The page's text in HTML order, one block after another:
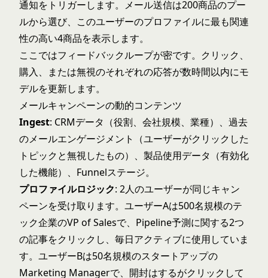
通知をトリガーします。メール送信は200商品のプー
ルから選び、このユーザーのプロファイルに最も関連
性の高い4商品を表示します。
ここではフィードバックループが密です。クリック、
購入、または無視のそれぞれの応答が数時間以内にモ
デルを更新します。
メールキャンペーンの動的コンテンツ
Ingest: CRMデータ（役割、会社規模、業種）、過去
のメールエンゲージメント（ユーザーがクリックした
トピックと無視したもの）、製品使用データ（有効化
した機能）、Funnelステージ。
プロファイルロジック: 2人のユーザーが同じキャン
ペーンを受け取ります。ユーザーAは500名規模のテ
ック企業のVP of Salesで、Pipeline予測に関する2つ
の記事をクリックし、毎日アクティブに使用していま
す。ユーザーBは50名規模のスタートアップの
Marketing Managerで、開封はするがクリックして